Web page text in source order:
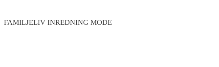
FAMILJELIV INREDNING MODE